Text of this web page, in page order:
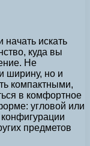
искать
куда вы
Не
ширину, но и
компактными,
в комфортное
угловой или
предметов